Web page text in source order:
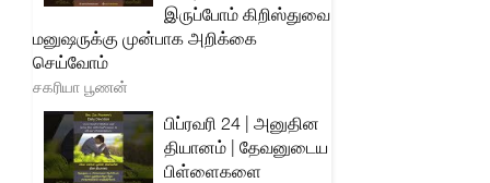
இருப்போம் கிறிஸ்துவை
மனுஷருக்கு முன்பாக அறிக்கை
செய்வோம்
சகரியா பூணன்
பிப்ரவரி 24 | அனுதின
தியானம் | தேவனுடைய
பிள்ளைகளை